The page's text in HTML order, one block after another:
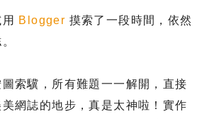
Blogger 摸索了一段時間，依然
索驥，所有難題一一解開，直接
網誌的地步，真是太神啦！實作